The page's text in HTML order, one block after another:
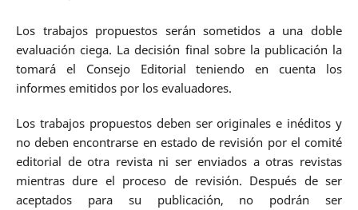
Los trabajos propuestos serán sometidos a una doble
evaluación ciega. La decisión final sobre la publicación la
tomará el Consejo Editorial teniendo en cuenta los
informes emitidos por los evaluadores.
Los trabajos propuestos deben ser originales e inéditos y
no deben encontrarse en estado de revisión por el comité
editorial de otra revista ni ser enviados a otras revistas
mientras dure el proceso de revisión. Después de ser
aceptados para su publicación, no podrán ser